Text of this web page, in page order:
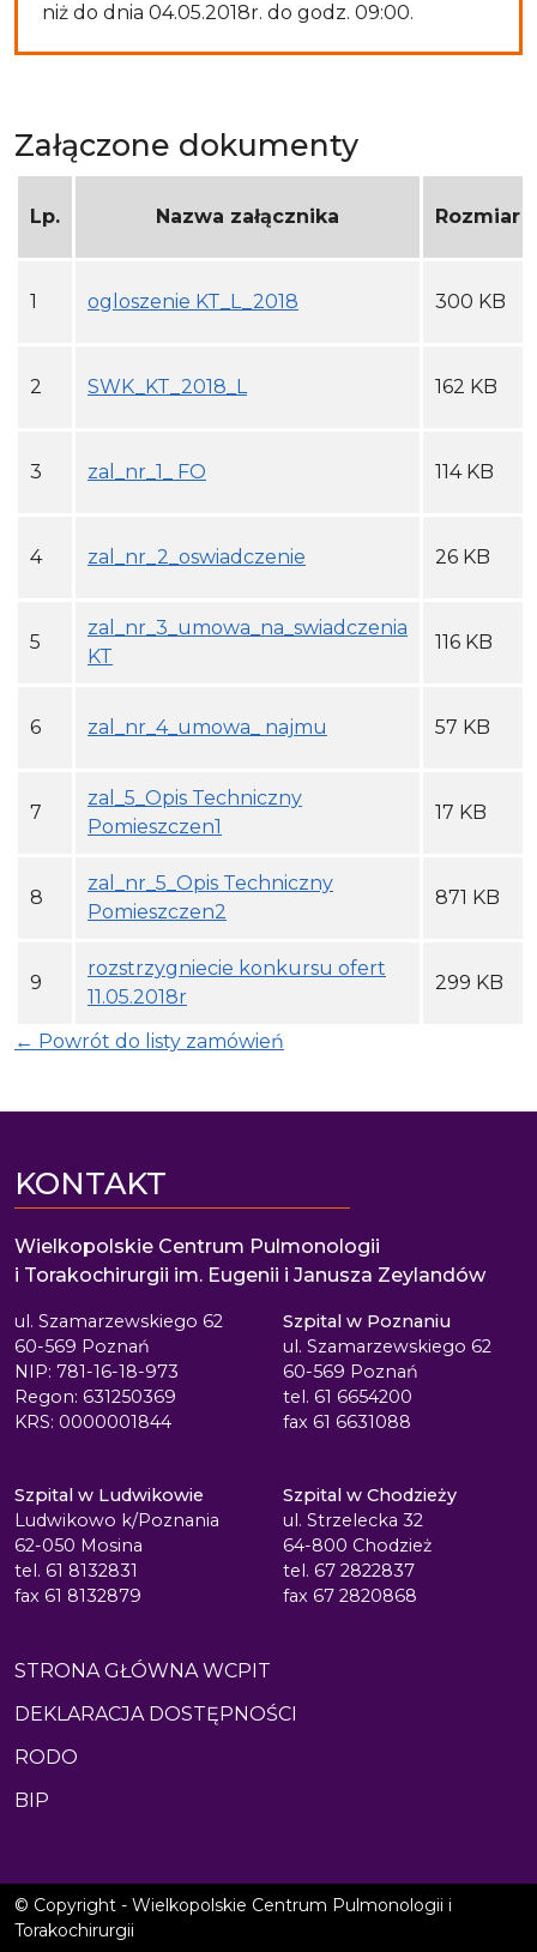
niż do dnia 04.05.2018r. do godz. 09:00.
Załączone dokumenty
Lp. Nazwa załącznika Rozmiar
1 ogloszenie KT_L_2018 300 KB
2 SWK_KT_2018_L 162 KB
3 zal_nr_1_ FO 114 KB
4 zal_nr_2_oswiadczenie 26 KB
5
zal_nr_3_umowa_na_swiadczenia
KT
116 KB
6 zal_nr_4_umowa_ najmu 57 KB
7
zal_5_Opis Techniczny
Pomieszczen1
17 KB
8
zal_nr_5_Opis Techniczny
Pomieszczen2
871 KB
9
rozstrzygniecie konkursu ofert
11.05.2018r
299 KB
← Powrót do listy zamówień
KONTAKT
Wielkopolskie Centrum Pulmonologii
i Torakochirurgii im. Eugenii i Janusza Zeylandów
ul. Szamarzewskiego 62
60-569 Poznań
NIP: 781-16-18-973
Regon: 631250369
KRS: 0000001844
Szpital w Poznaniu
ul. Szamarzewskiego 62
60-569 Poznań
tel. 61 6654200
fax 61 6631088
Szpital w Ludwikowie
Ludwikowo k/Poznania
62-050 Mosina
tel. 61 8132831
fax 61 8132879
Szpital w Chodzieży
ul. Strzelecka 32
64-800 Chodzież
tel. 67 2822837
fax 67 2820868
STRONA GŁÓWNA WCPIT
DEKLARACJA DOSTĘPNOŚCI
RODO
BIP
© Copyright - Wielkopolskie Centrum Pulmonologii i
Torakochirurgii